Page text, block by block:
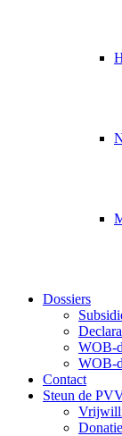
Dossiers
WOB-
WOB-
Contact
Steun de
Donatie